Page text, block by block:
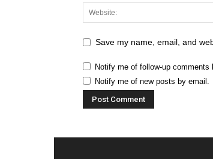
Save my name, email, and
Notify me of follow-up comments
Notify me of new posts by email.